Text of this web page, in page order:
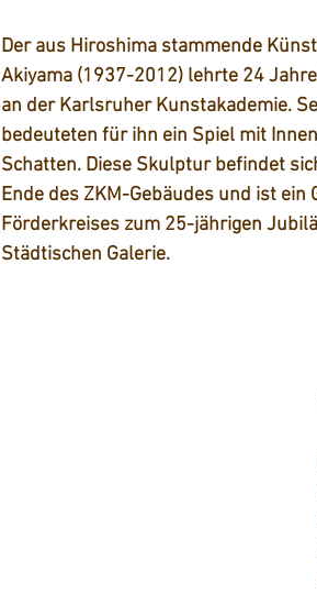
Der aus Hiroshima stammende
Akiyama (1937-2012) lehrte 24
an der Karlsruher Kunstakademie.
bedeuteten für ihn ein Spiel mit
Schatten. Diese Skulptur befindet
Ende des ZKM-Gebäudes und ist ein
Förderkreises zum 25-jährigen
Städtischen Galerie.